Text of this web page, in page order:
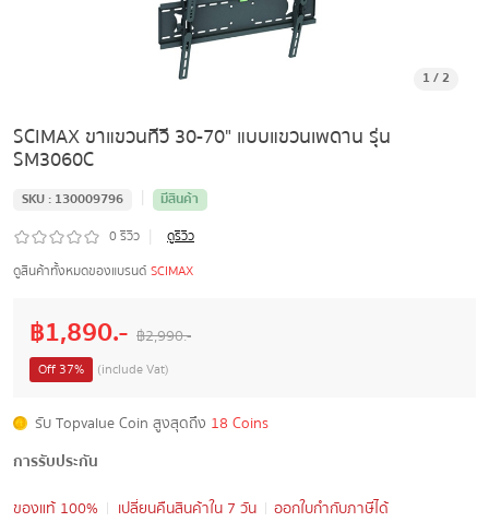
1 /2
SCIMAX ขาแขวนทีวี 30-70" แบบแขวนเพดาน รุ่น
SM3060C
SKU : 130009796 |
มีสินค้า
0 รีวิว |
ดูรีวิว
ดูสินค้าทั้งหมดของแบรนด์ SCIMAX
฿1,890.- ฿2,990.-
Off 37% (include Vat)
รับ Topvalue Coin สูงสุดถึง 18 Coins
การรับประกัน
ของแท้ 100%
เปลี่ยนคืนสินค้าใน 7 วัน
ออกใบกำกับภาษีได้